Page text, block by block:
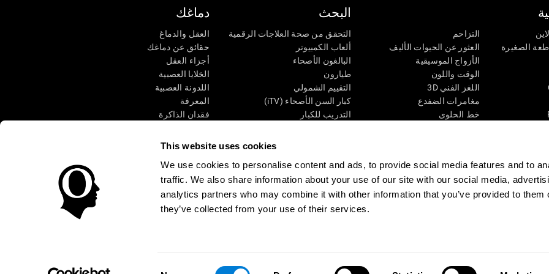
This website uses cookies
We use cookies to personalise content and ads, to provide social media features and to
traffic. We also share information about your use of our site with our social media,
analytics partners who may combine it with other information that you’ve provided to them
they’ve collected from your use of their services.
دماغك
العقل والدماغ
حقائق عن دماغك
أجزاء العقل
الخلايا العصبية
اللدونة العصبية
المعرفة
فقدان الذاكرة
وظائف ذهنية
الإدراك الحسى
الانتباه
البحث
التحقق من صحة العلاجات الرقمية
ألعاب الكمبيوتر
البالغون الأصحاء
طيارون
التقييم الشمولي
كبار السن الأصحاء (iTV)
التدريب للكبار
الصغيرة
التزاحم
العثور عن الحيوات الأليف
الأزواج الموسيقية
الوقت واللون
اللغز الفني 3D
مغامرات الضفدع
خط الحلوى
اللعبة العقلية: تفجير البالونات
ألعاب الذكاء
ألعاب اون لاين من آجل الذاكرة